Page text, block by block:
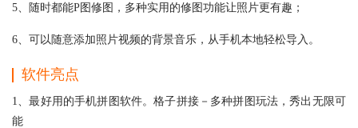
5、随时都能P图修图，多种实用的修图功能让照片更有趣；
6、可以随意添加照片视频的背景音乐，从手机本地轻松导入。
软件亮点
1、最好用的手机拼图软件。格子拼接－多种拼图玩法，秀出无限可
能